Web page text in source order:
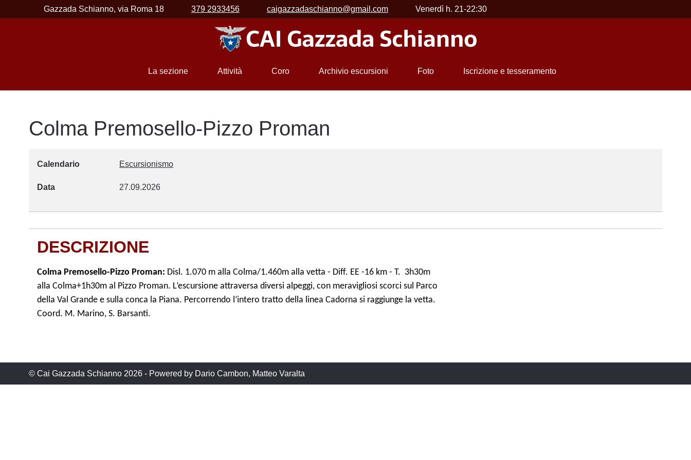
Gazzada Schianno, via Roma 18 379 2933456 caigazzadaschianno@gmail.com Venerdì h. 21-22:30
La sezione Attività Coro Archivio escursioni Foto Iscrizione e tesseramento
Colma Premosello-Pizzo Proman
Calendario Escursionismo
Data 27.09.2026
DESCRIZIONE
Colma Premosello-Pizzo Proman: Disl. 1.070 m alla Colma/1.460m alla vetta - Diff. EE -16 km - T. 3h30m
alla Colma+1h30m al Pizzo Proman. L’escursione attraversa diversi alpeggi, con meravigliosi scorci sul Parco
della Val Grande e sulla conca la Piana. Percorrendo l’intero tratto della linea Cadorna si raggiunge la vetta.
Coord. M. Marino, S. Barsanti.
© Cai Gazzada Schianno 2026 - Powered by Dario Cambon, Matteo Varalta